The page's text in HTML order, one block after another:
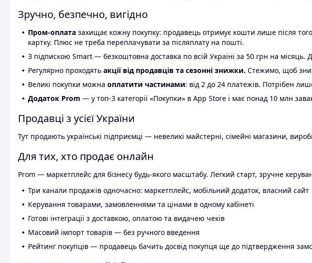
Зручно, безпечно, вигідно
Пром-оплата захищає кожну покупку: продавець отримує кошти лише після
картку. Плюс не треба переплачувати за післяплату на пошті.
З підпискою Smart — безкоштовна доставка по всій Україні за 50 грн на місяць.
Регулярно проходять акції від продавців та сезонні знижки. Стежимо, щоб
Великі покупки можна оплатити частинами: від 2 до 24 платежів. Потрібен
Додаток Prom — у топ-3 категорії «Покупки» в App Store і має понад 10 млн
Продавці з усієї України
Тут продають українські підприємці — невеликі майстерні, сімейні магазини,
Для тих, хто продає онлайн
Prom — маркетплейс для бізнесу будь-якого масштабу. Легкий старт, зручне
Три канали продажів одночасно: маркетплейс, мобільний додаток, власний сайт
Керування товарами, замовленнями та цінами в одному кабінеті
Готові інтеграції з доставкою, оплатою та видачею чеків
Масовий імпорт товарів — без ручного введення
Рейтинг покупців — продавець бачить досвід покупця ще до підтвердження